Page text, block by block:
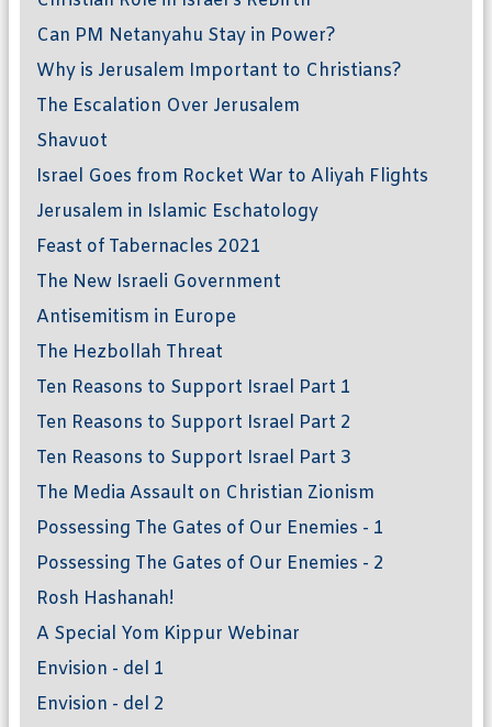
Can PM Netanyahu Stay in Power?
Why is Jerusalem Important to Christians?
The Escalation Over Jerusalem
Shavuot
Israel Goes from Rocket War to Aliyah Flights
Jerusalem in Islamic Eschatology
Feast of Tabernacles 2021
The New Israeli Government
Antisemitism in Europe
The Hezbollah Threat
Ten Reasons to Support Israel Part 1
Ten Reasons to Support Israel Part 2
Ten Reasons to Support Israel Part 3
The Media Assault on Christian Zionism
Possessing The Gates of Our Enemies - 1
Possessing The Gates of Our Enemies - 2
Rosh Hashanah!
A Special Yom Kippur Webinar
Envision - del 1
Envision - del 2